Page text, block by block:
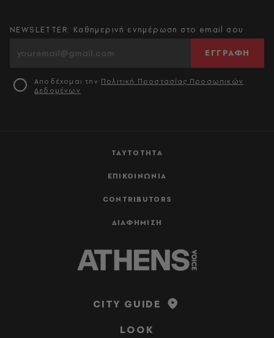
ΤΑΥΤΟΤΗΤΑ
ΕΠΙΚΟΙΝΩΝΙΑ
CONTRIBUTORS
ΔΙΑΦΗΜΙΣΗ
NEWSLETTER: Καθημερινή ενημέρωση στο email σου
ΕΓΓΡΑΦΗ
Αποδέχομαι την Πολιτική Προστασίας Προσωπικών
Δεδομένων
CITY GUIDE
LOOK